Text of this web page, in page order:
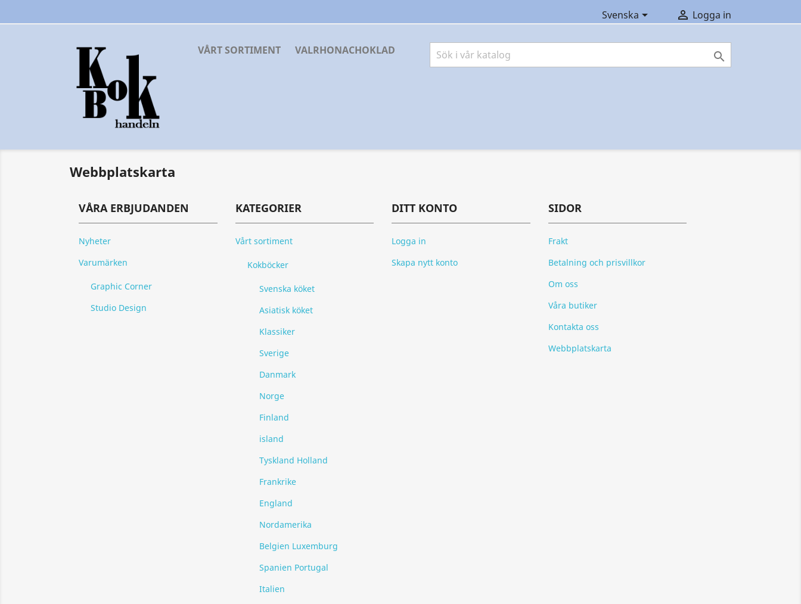
Svenska  Logga in
VÅRT SORTIMENT VALRHONACHOKLAD 
Webbplatskarta
VÅRA ERBJUDANDEN
Nyheter
Varumärken
Graphic Corner
Studio Design
KATEGORIER
Vårt sortiment
Kokböcker
Svenska köket
Asiatisk köket
Klassiker
Sverige
Danmark
Norge
Finland
island
Tyskland Holland
Frankrike
England
Nordamerika
Belgien Luxemburg
Spanien Portugal
Italien
DITT KONTO
Logga in
Skapa nytt konto
SIDOR
Frakt
Betalning och prisvillkor
Om oss
Våra butiker
Kontakta oss
Webbplatskarta